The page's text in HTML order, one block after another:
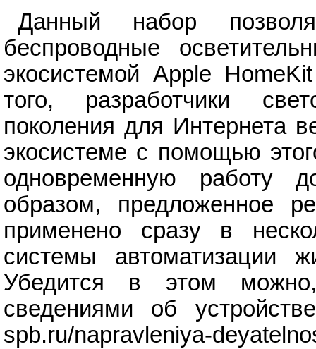
Данный набор
беспроводные
экосистемой Apple
того, разработчики
поколения для Интернета
экосистеме с помощью
одновременную работу
образом, предложенное
применено сразу в
системы автоматизации
Убедится в этом
сведениями об
spb.ru/napravleniya-